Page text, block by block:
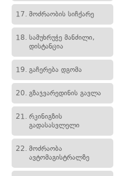
17. მოძრაობის სიჩქარე
18. სამუხრუჭე მანძილი,
დისტანცია
19. გაჩერება დგომა
20. გზაჯვარედინის გავლა
21. რკინიგზის
გადასასვლელი
22. მოძრაობა
ავტომაგისტრალზე